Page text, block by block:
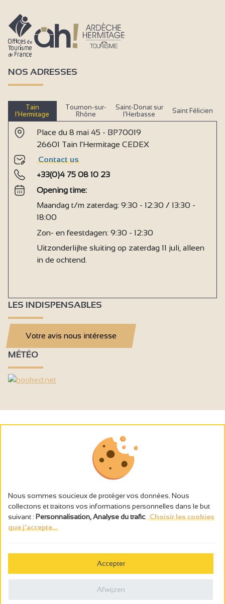
NOS ADRESSES
Tain
l’Hermitage
Tournon-sur-
Rhône
Saint-Donat sur
l’Herbasse
Saint Félicien
Place du 8 mai 45 - BP70019
26601 Tain l'Hermitage CEDEX
Contact us
+33(0)4 75 08 10 23
Opening time:
Maandag t/m zaterdag: 9:30 - 12:30 / 13:30 -
18:00
Zon- en feestdagen: 9:30 - 12:30
Uitzonderlijke sluiting op zaterdag 11 juli, alleen
in de ochtend.
LES INDISPENSABLES
Votre avis nous intéresse
MÉTÉO
L’abus d’alcool est dangereux pour la santé, à consommer avec
Politique de confidentialité
Nous sommes soucieux de protéger vos données. Nous
collectons et traitons vos informations personnelles dans le but
suivant : Personnalisation, Analyse du trafic Choisir les cookies
que j'accepte...
Accepter
Afwijzen